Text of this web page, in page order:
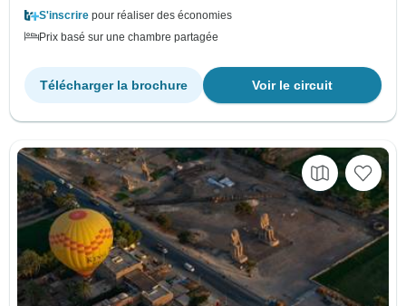
S'inscrire pour réaliser des économies
Prix basé sur une chambre partagée
Voir le circuit
Télécharger la brochure